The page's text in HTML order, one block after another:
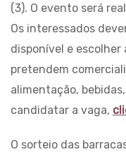
(3). O evento será
Os interessados
disponível e
pretendem
alimentação,
candidatar a vaga,
O sorteio das